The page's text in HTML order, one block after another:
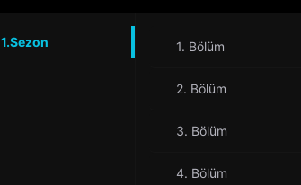
1.Sezon 1. Bölüm
2. Bölüm
3. Bölüm
4. Bölüm